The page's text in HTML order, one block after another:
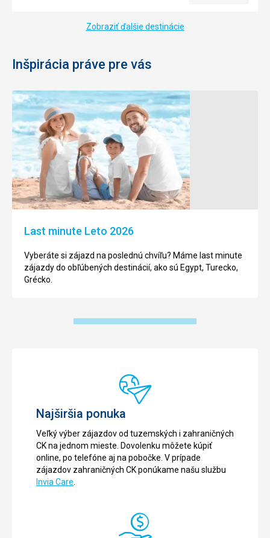
Zobraziť ďalšie destinácie
Inšpirácia práve pre vás
Last minute Leto 2026
Vyberáte si zájazd na poslednú chvíľu? Máme last minute
zájazdy do obľúbených destinácií, ako sú Egypt, Turecko,
Grécko.
Najširšia ponuka
Veľký výber zájazdov od tuzemských i zahraničných
CK na jednom mieste. Dovolenku môžete kúpiť
online, po telefóne aj na pobočke. V prípade
zájazdov zahraničných CK ponúkame našu službu
Invia Care